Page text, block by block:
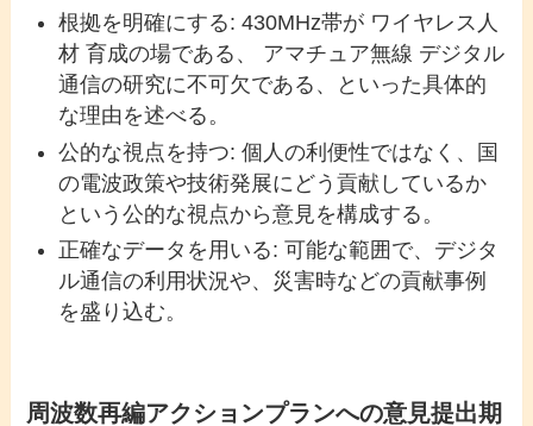
根拠を明確にする: 430MHz帯が ワイヤレス人
材 育成の場である、 アマチュア無線 デジタル
通信の研究に不可欠である、といった具体的
な理由を述べる。
公的な視点を持つ: 個人の利便性ではなく、国
の電波政策や技術発展にどう貢献しているか
という公的な視点から意見を構成する。
正確なデータを用いる: 可能な範囲で、デジタ
ル通信の利用状況や、災害時などの貢献事例
を盛り込む。
周波数再編アクションプランへの意見提出期